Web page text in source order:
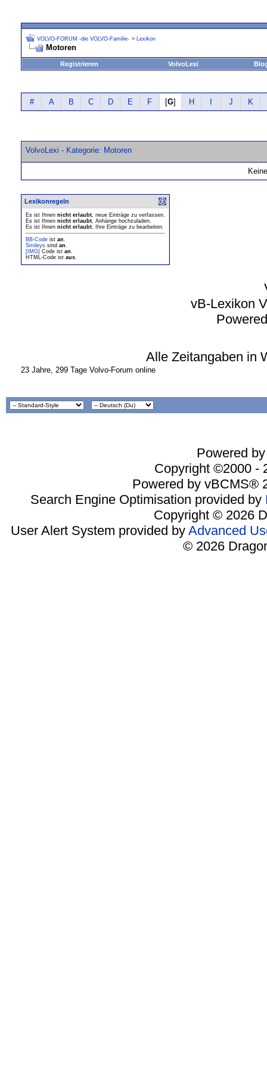
VOLVO-FORUM -die VOLVO-Familie- > Lexikon
Motoren
Registrieren VolvoLexi
# A B C D E F [G] H J K
VolvoLexi - Kategorie: Motoren
Lexikonregeln
Es ist Ihnen nicht erlaubt, neue Einträge zu verfassen.
Es ist Ihnen nicht erlaubt, Anhänge hochzuladen.
Es ist Ihnen nicht erlaubt, Ihre Einträge zu bearbeiten.
BB-Code ist an.
Smileys sind an.
[IMG] Code ist an.
HTML-Code ist aus.
vB-Lexikon
Alle Zeitangaben in
23 Jahre, 299 Tage Volvo-Forum online
Powered
Copyright ©2000 -
Powered by vBCMS®
Search Engine Optimisation provided by
Copyright © 2026
User Alert System provided by Advanced
© 2026